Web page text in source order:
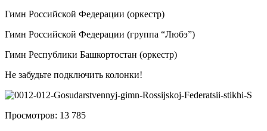
Гимн Российской Федерации (оркестр)
Гимн Российской Федерации (группа “Любэ”)
Гимн Республики Башкортостан (оркестр)
Не забудьте подключить колонки!
Просмотров: 13 785